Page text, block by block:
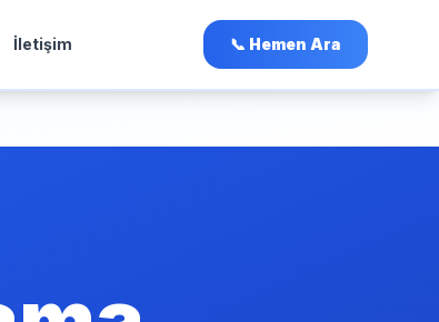
İletişim 📞 Hemen Ara